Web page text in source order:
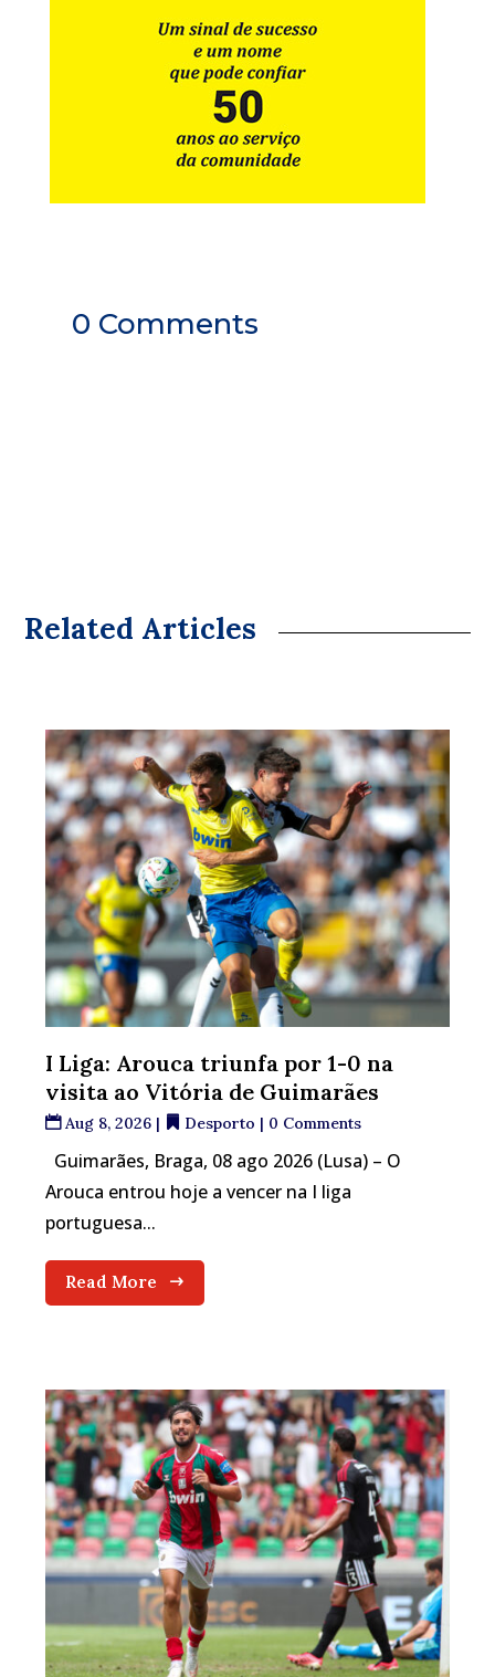
0 Comments
Related Articles
I Liga: Arouca triunfa por 1-0 na
visita ao Vitória de Guimarães
Aug 8, 2026 | Desporto | 0 Comments
Guimarães, Braga, 08 ago 2026 (Lusa) – O
Arouca entrou hoje a vencer na I liga
portuguesa...
Read More